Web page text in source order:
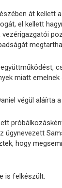
át kellett
el kellett
vezérigazgatói
miatt emelnek
végül aláírta
úgynevezett
hogy
is felkészült.